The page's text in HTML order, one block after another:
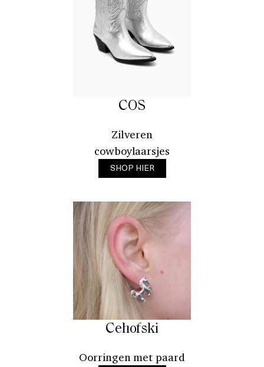
COS
Zilveren
cowboylaarsjes
SHOP HIER
Cehofski
Oorringen met paard